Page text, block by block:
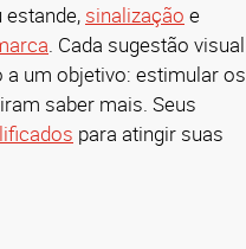
estande, sinalização e
. Cada sugestão visual
um objetivo: estimular os
saber mais. Seus
para atingir suas